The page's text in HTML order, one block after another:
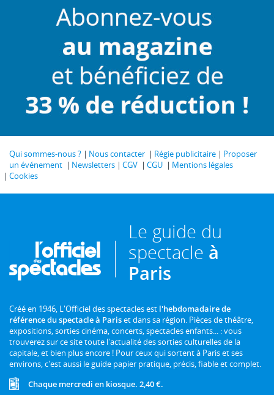
Qui sommes-nous ? Nous contacter Régie publicitaire
Proposer
un événement
Newsletters CGV CGU
Mentions légales
Cookies
Le guide du
spectacle à
Paris
Créé en 1946, L'Officiel des spectacles est l'hebdomadaire de
référence du spectacle à Pariset dans sa région. Pièces de théâtre,
expositions, sorties cinéma, concerts, spectacles enfants... : vous
trouverez sur ce site toute l'actualité des sorties culturelles de la
capitale, et bien plus encore ! Pour ceux qui sortent à Paris et ses
environs, c'est aussi le guide papier pratique, précis, fiable et complet.
Chaque mercredi en kiosque. 2,40 €.